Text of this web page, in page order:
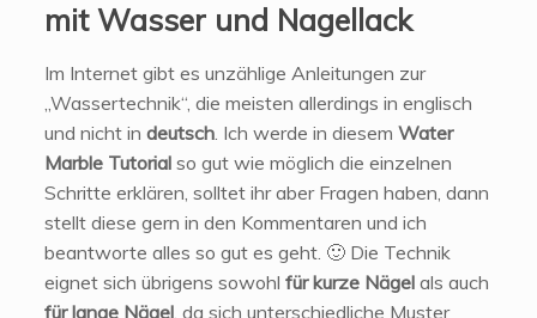
mit Wasser und Nagellack
Im Internet gibt es unzählige Anleitungen zur
„Wassertechnik“, die meisten allerdings in englisch
und nicht in deutsch. Ich werde in diesem Water
Marble Tutorialso gut wie möglich die einzelnen
Schritte erklären, solltet ihr aber Fragen haben, dann
stellt diese gern in den Kommentaren und ich
beantworte alles so gut es geht. 🙂 Die Technik
eignet sich übrigens sowohl für kurze Nägelals auch
für lange Nägel, da sich unterschiedliche Muster